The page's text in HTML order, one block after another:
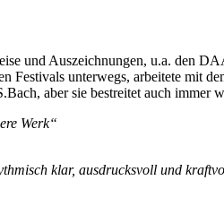
und Auszeichnungen, u.a. den
Festivals unterwegs, arbeitete mit
aber sie bestreitet auch
Werk“
klar, ausdrucksvoll und